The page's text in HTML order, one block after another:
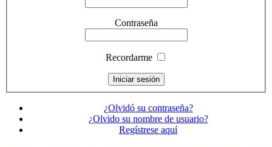
Contraseña
Recordarme
¿Olvidó su contraseña?
¿Olvido su nombre de usuario?
Regístrese aquí